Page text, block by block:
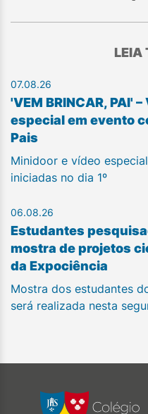
LEIA
07.08.26
'VEM BRINCAR, PAI'
especial em evento
Pais
Minidoor e vídeo
iniciadas no dia 1º
06.08.26
Estudantes
mostra de projetos
da Expociência
Mostra dos estudantes
será realizada nesta